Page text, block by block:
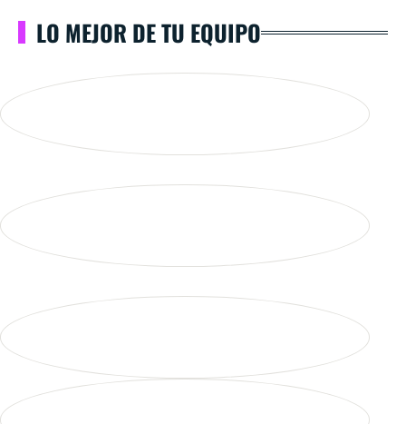
LO MEJOR DE TU EQUIPO